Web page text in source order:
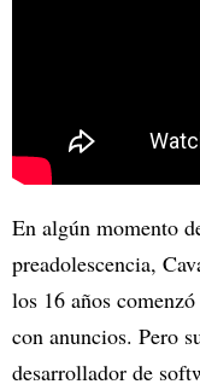
En algún momento
preadolescencia,
los 16 años
con anuncios. Pero
desarrollador de